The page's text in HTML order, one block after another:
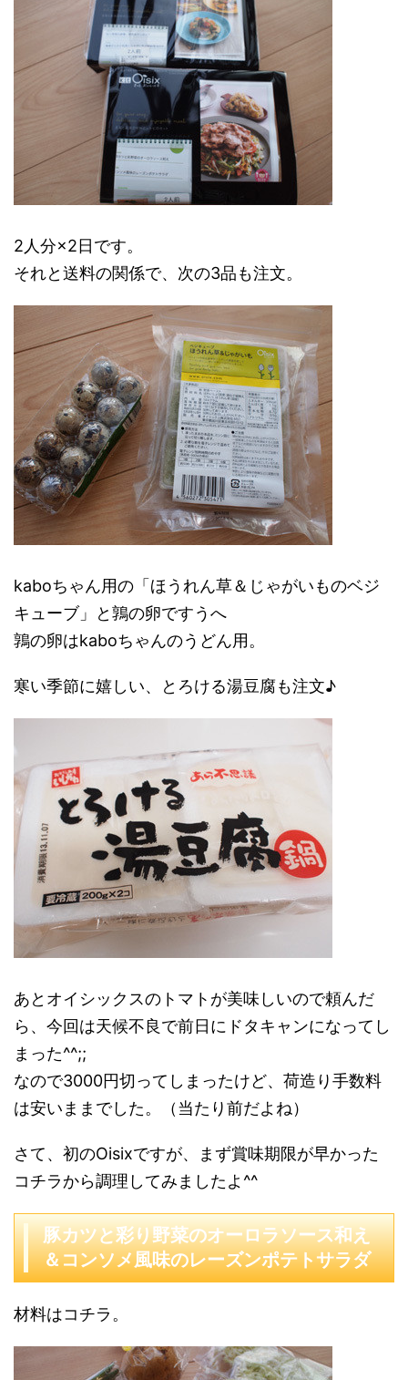
2人分×2日です。
それと送料の関係で、次の3品も注文。
kaboちゃん用の「ほうれん草＆じゃがいものベジ
キューブ」と鶉の卵ですうへ
鶉の卵はkaboちゃんのうどん用。
寒い季節に嬉しい、とろける湯豆腐も注文♪
あとオイシックスのトマトが美味しいので頼んだ
ら、今回は天候不良で前日にドタキャンになってし
まった^^;;
なので3000円切ってしまったけど、荷造り手数料
は安いままでした。（当たり前だよね）
さて、初のOisixですが、まず賞味期限が早かった
コチラから調理してみましたよ^^
豚カツと彩り野菜のオーロラソース和え
＆コンソメ風味のレーズンポテトサラダ
材料はコチラ。